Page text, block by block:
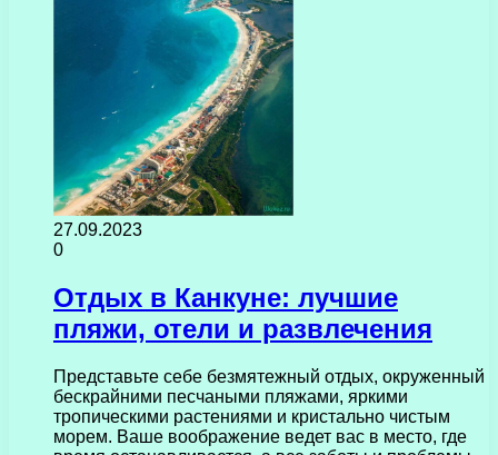
27.09.2023
0
Отдых в Канкуне: лучшие
пляжи, отели и развлечения
Представьте себе безмятежный отдых, окруженный
бескрайними песчаными пляжами, яркими
тропическими растениями и кристально чистым
морем. Ваше воображение ведет вас в место, где